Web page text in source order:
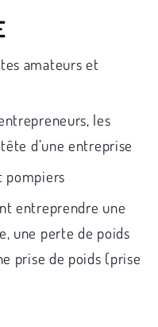
amateurs et
les
d’une entreprise
pompiers
entreprendre une
une perte de poids
prise de poids (prise